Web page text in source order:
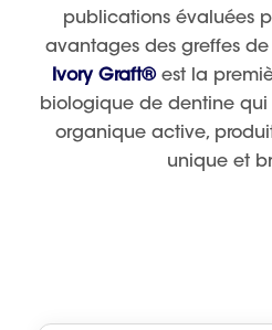
publications évaluées
avantages des greffes
Ivory Graft®est la
biologique de dentine
organique active,
unique et